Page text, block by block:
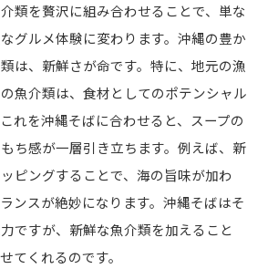
類を贅沢に組み合わせることで、単な
グルメ体験に変わります。沖縄の豊か
は、新鮮さが命です。特に、地元の漁
魚介類は、食材としてのポテンシャル
れを沖縄そばに合わせると、スープの
ち感が一層引き立ちます。例えば、新
ピングすることで、海の旨味が加わ
ンスが絶妙になります。沖縄そばはそ
ですが、新鮮な魚介類を加えること
てくれるのです。